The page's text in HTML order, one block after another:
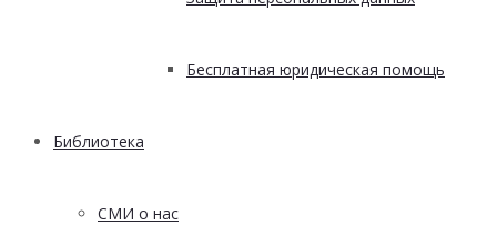
Бесплатная юридическая помощь
Библиотека
СМИ о нас